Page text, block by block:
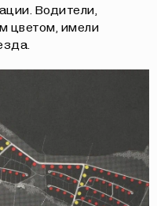
Водители,
цветом, имели